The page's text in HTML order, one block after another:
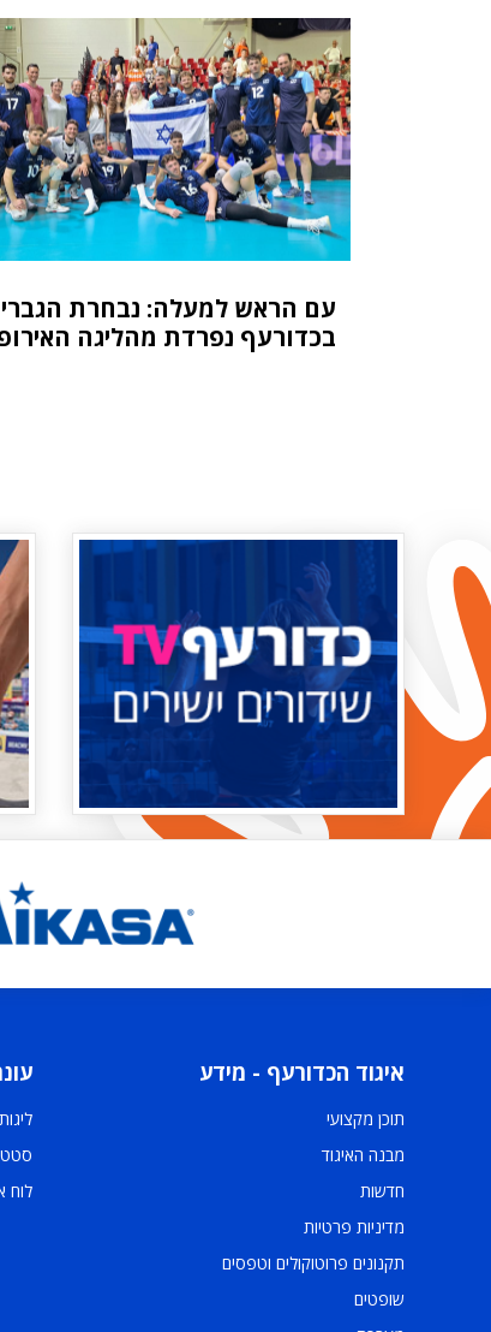
עם הראש למעלה: נבחרת
בכדורעף נפרדת מהליגה
איגוד הכדורעף - מידע
תוכן מקצועי
מבנה האיגוד
חדשות
מדיניות פרטיות
תקנונים פרוטוקולים וטפסים
שופטים
עונת
ליגות
לוח